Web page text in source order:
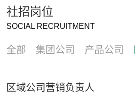
社招岗位
SOCIAL RECRUITMENT
全部 集团公司 产品公司
区域公司营销负责人